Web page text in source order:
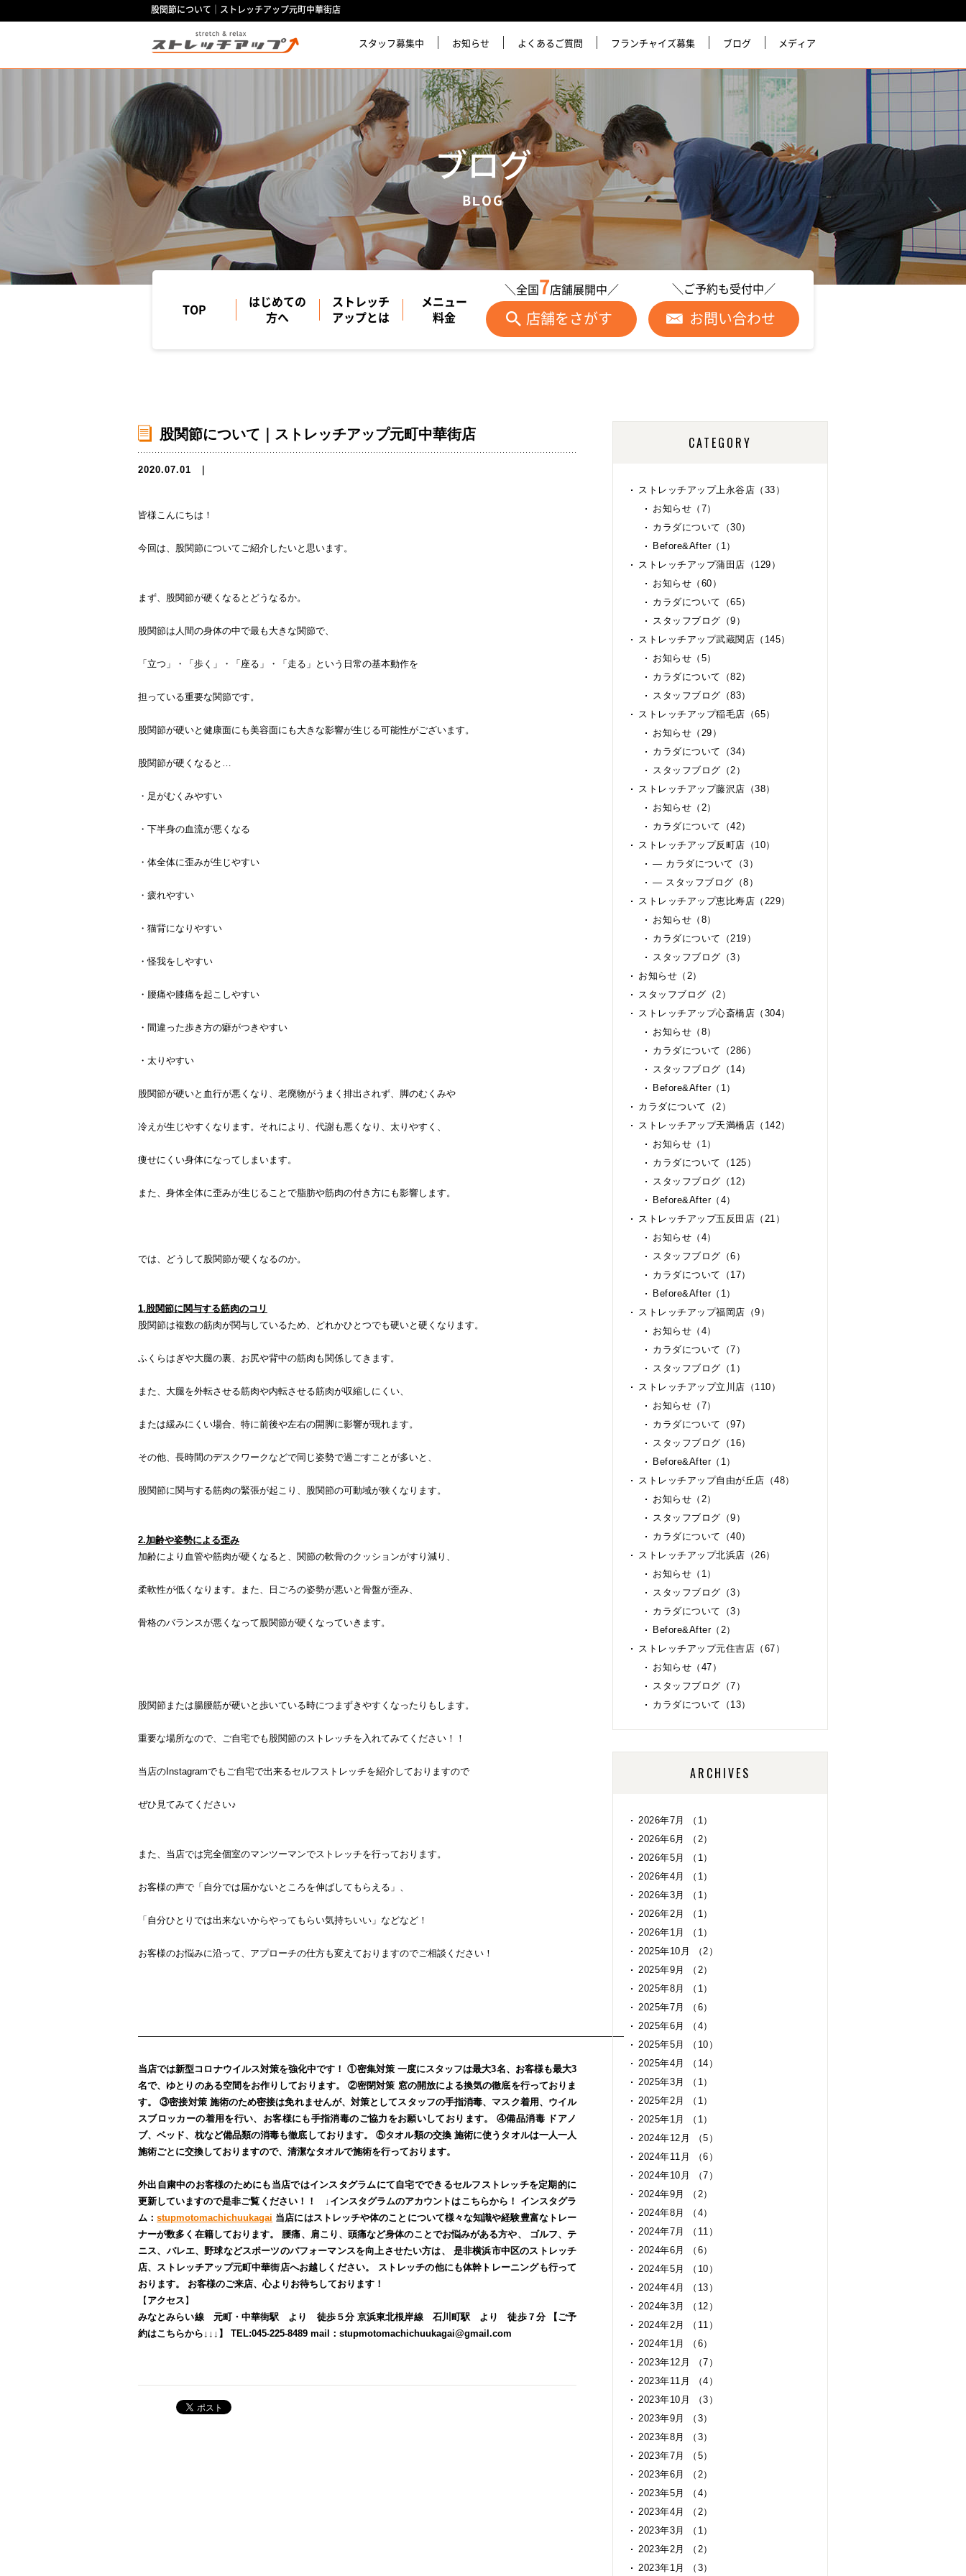
股関節について｜ストレッチアップ元町中華街店
スタッフ募集中 お知らせ よくあるご質問 フランチャイズ募集 ブログ メディア
ブログ
BLOG
TOP
はじめての
方へ
ストレッチ
アップとは
メニュー
料金
＼全国 7店舗展開中／
店舗をさがす
＼ご予約も受付中／
お問い合わせ
股関節について｜ストレッチアップ元町中華街店
2020.07.01
皆様こんにちは！
今回は、股関節についてご紹介したいと思います。
まず、股関節が硬くなるとどうなるか。
股関節は人間の身体の中で最も大きな関節で、
「立つ」・「歩く」・「座る」・「走る」という日常の基本動作を
担っている重要な関節です。
股関節が硬いと健康面にも美容面にも大きな影響が生じる可能性がございます。
股関節が硬くなると…
・足がむくみやすい
・下半身の血流が悪くなる
・体全体に歪みが生じやすい
・疲れやすい
・猫背になりやすい
・怪我をしやすい
・腰痛や膝痛を起こしやすい
・間違った歩き方の癖がつきやすい
・太りやすい
股関節が硬いと血行が悪くなり、老廃物がうまく排出されず、脚のむくみや
冷えが生じやすくなります。それにより、代謝も悪くなり、太りやすく、
痩せにくい身体になってしまいます。
また、身体全体に歪みが生じることで脂肪や筋肉の付き方にも影響します。
では、どうして股関節が硬くなるのか。
1.股関節に関与する筋肉のコリ
股関節は複数の筋肉が関与しているため、どれかひとつでも硬いと硬くなります。
ふくらはぎや大腿の裏、お尻や背中の筋肉も関係してきます。
また、大腿を外転させる筋肉や内転させる筋肉が収縮しにくい、
または緩みにくい場合、特に前後や左右の開脚に影響が現れます。
その他、長時間のデスクワークなどで同じ姿勢で過ごすことが多いと、
股関節に関与する筋肉の緊張が起こり、股関節の可動域が狭くなります。
2.加齢や姿勢による歪み
加齢により血管や筋肉が硬くなると、関節の軟骨のクッションがすり減り、
柔軟性が低くなります。また、日ごろの姿勢が悪いと骨盤が歪み、
骨格のバランスが悪くなって股関節が硬くなっていきます。
股関節または腸腰筋が硬いと歩いている時につまずきやすくなったりもします。
重要な場所なので、ご自宅でも股関節のストレッチを入れてみてください！！
当店のInstagramでもご自宅で出来るセルフストレッチを紹介しておりますので
ぜひ見てみてください♪
また、当店では完全個室のマンツーマンでストレッチを行っております。
お客様の声で「自分では届かないところを伸ばしてもらえる」、
「自分ひとりでは出来ないからやってもらい気持ちいい」などなど！
お客様のお悩みに沿って、アプローチの仕方も変えておりますのでご相談ください！
――――――――――――――――――――――――――――――――――――――――――――――――――――
当店では新型コロナウイルス対策を強化中です！ ①密集対策 一度にスタッフは最大3名、お客様も最大3
名で、ゆとりのある空間をお作りしております。
②密閉対策 窓の開放による換気の徹底を行っておりま
す。
③密接対策 施術のため密接は免れませんが、対策としてスタッフの手指消毒、マスク着用、ウイル
スブロッカーの着用を行い、お客様にも手指消毒のご協力をお願いしております。
④備品消毒
ドアノ
ブ、ベッド、枕など備品類の消毒も徹底しております。
⑤タオル類の交換 施術に使うタオルは一人一人
施術ごとに交換しておりますので、清潔なタオルで施術を行っております。
外出自粛中のお客様のためにも当店ではインスタグラムにて自宅でできるセルフストレッチを定期的に
更新していますので是非ご覧ください！！
↓インスタグラムのアカウントはこちらから！
インスタグラ
ム：stupmotomachichuukagai 当店にはストレッチや体のことについて様々な知識や経験豊富なトレー
ナーが数多く在籍しております。
腰痛、肩こり、頭痛など身体のことでお悩みがある方や、
ゴルフ、テ
ニス、バレエ、野球などスポーツのパフォーマンスを向上させたい方は、
是非横浜市中区のストレッチ
店、ストレッチアップ元町中華街店へお越しください。
ストレッチの他にも体幹トレーニングも行って
おります。
お客様のご来店、心よりお待ちしております！
【 アクセス 】
みなとみらい線 元町・中華街駅 より 徒歩５分 京浜東北根岸線 石川町駅 より 徒歩７分
【ご予
約はこちらから↓↓↓】
TEL:045-225-8489 mail：stupmotomachichuukagai@gmail.com
CATEGORY
ストレッチアップ上永谷店（33）
お知らせ（7）
カラダについて（30）
Before&After（1）
ストレッチアップ蒲田店（129）
お知らせ（60）
カラダについて（65）
スタッフブログ（9）
ストレッチアップ武蔵関店（145）
お知らせ（5）
カラダについて（82）
スタッフブログ（83）
ストレッチアップ稲毛店（65）
お知らせ（29）
カラダについて（34）
スタッフブログ（2）
ストレッチアップ藤沢店（38）
お知らせ（2）
カラダについて（42）
ストレッチアップ反町店（10）
— カラダについて（3）
— スタッフブログ（8）
ストレッチアップ恵比寿店（229）
お知らせ（8）
カラダについて（219）
スタッフブログ（3）
お知らせ（2）
スタッフブログ（2）
ストレッチアップ心斎橋店（304）
お知らせ（8）
カラダについて（286）
スタッフブログ（14）
Before&After（1）
カラダについて（2）
ストレッチアップ天満橋店（142）
お知らせ（1）
カラダについて（125）
スタッフブログ（12）
Before&After（4）
ストレッチアップ五反田店（21）
お知らせ（4）
スタッフブログ（6）
カラダについて（17）
Before&After（1）
ストレッチアップ福岡店（9）
お知らせ（4）
カラダについて（7）
スタッフブログ（1）
ストレッチアップ立川店（110）
お知らせ（7）
カラダについて（97）
スタッフブログ（16）
Before&After（1）
ストレッチアップ自由が丘店（48）
お知らせ（2）
スタッフブログ（9）
カラダについて（40）
ストレッチアップ北浜店（26）
お知らせ（1）
スタッフブログ（3）
カラダについて（3）
Before&After（2）
ストレッチアップ元住吉店（67）
お知らせ（47）
スタッフブログ（7）
カラダについて（13）
ARCHIVES
2026年7月 （1）
2026年6月 （2）
2026年5月 （1）
2026年4月 （1）
2026年3月 （1）
2026年2月 （1）
2026年1月 （1）
2025年10月 （2）
2025年9月 （2）
2025年8月 （1）
2025年7月 （6）
2025年6月 （4）
2025年5月 （10）
2025年4月 （14）
2025年3月 （1）
2025年2月 （1）
2025年1月 （1）
2024年12月 （5）
2024年11月 （6）
2024年10月 （7）
2024年9月 （2）
2024年8月 （4）
2024年7月 （11）
2024年6月 （6）
2024年5月 （10）
2024年4月 （13）
2024年3月 （12）
2024年2月 （11）
2024年1月 （6）
2023年12月 （7）
2023年11月 （4）
2023年10月 （3）
2023年9月 （3）
2023年8月 （3）
2023年7月 （5）
2023年6月 （2）
2023年5月 （4）
2023年4月 （2）
2023年3月 （1）
2023年2月 （2）
2023年1月 （3）